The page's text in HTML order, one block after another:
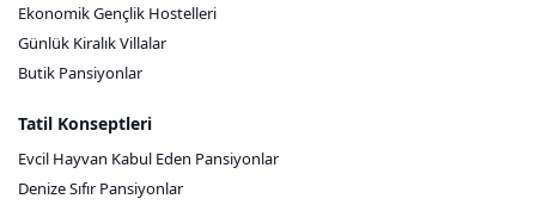
Ekonomik Gençlik Hostelleri
Günlük Kiralık Villalar
Butik Pansiyonlar
Tatil Konseptleri
Evcil Hayvan Kabul Eden Pansiyonlar
Denize Sıfır Pansiyonlar